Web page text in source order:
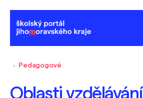
Pedagogové
Oblasti vzdělávání